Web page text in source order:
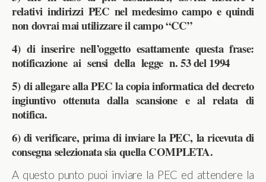
relativi indirizzi PEC nel medesimo campo e quindi
non dovrai mai utilizzare il campo “CC”
4) di inserire nell’oggetto esattamente questa frase:
notificazione ai sensi della legge n. 53 del 1994
5) di allegare alla PEC la copia informatica del decreto
ingiuntivo ottenuta dalla scansione e al relata di
notifica.
6) di verificare, prima di inviare la PEC, la ricevuta di
consegna selezionata sia quella COMPLETA.
A questo punto puoi inviare la PEC ed attendere la